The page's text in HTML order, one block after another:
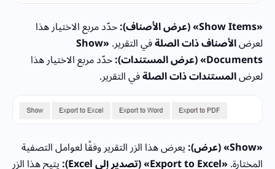
«Show Items» (عرض الأصناف): حدّد مربع الاختيار هذا
لعرضالأصناف ذات الصلةفي التقرير. «Show
Documents» (عرض المستندات): حدّد مربع الاختيار هذا
لعرضالمستندات ذات الصلةفي التقرير.
«Show» (عرض): يعرض هذا الزر التقرير وفقًا لعوامل التصفية
المختارة.«Export to Excel» (تصدير إلى Excel): يتيح هذا الزر